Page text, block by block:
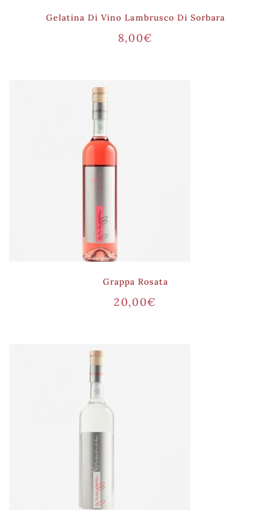
Gelatina Di Vino Lambrusco Di Sorbara
8,00€
Grappa Rosata
20,00€